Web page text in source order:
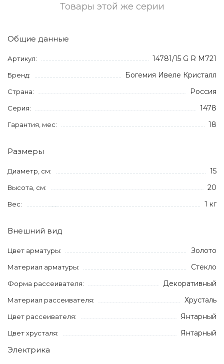
Товары этой же серии
Общие данные
Артикул: 14781/15 G R M721
Бренд: Богемия Ивеле Кристалл
Страна: Россия
Серия: 1478
Гарантия, мес: 18
Размеры
Диаметр, см: 15
Высота, см: 20
Вес: 1 кг
Внешний вид
Цвет арматуры: Золото
Материал арматуры: Стекло
Форма рассеивателя: Декоративный
Материал рассеивателя: Хрусталь
Цвет рассеивателя: Янтарный
Цвет хрусталя: Янтарный
Электрика